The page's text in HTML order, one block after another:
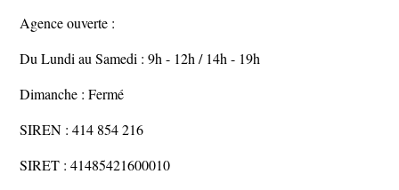
Agence ouverte :
Du Lundi au Samedi : 9h - 12h / 14h - 19h
Dimanche : Fermé
SIREN : 414 854 216
SIRET : 41485421600010